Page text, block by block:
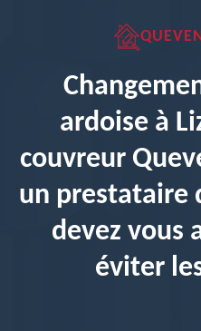
ardoise à
couvreur
un prestataire
devez vous
éviter